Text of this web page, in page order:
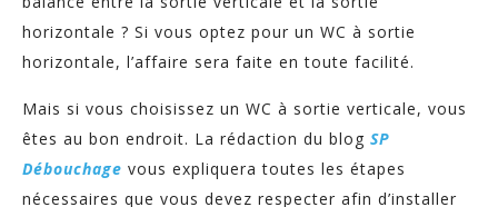
horizontale ? Si vous optez pour un WC à sortie
horizontale, l’affaire sera faite en toute facilité.
Mais si vous choisissez un WC à sortie verticale, vous
êtes au bon endroit. La rédaction du blog SP
Débouchage vous expliquera toutes les étapes
nécessaires que vous devez respecter afin d’installer